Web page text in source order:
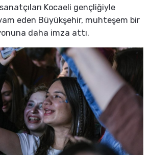
Kocaeli gençliğiyle
eden Büyükşehir, muhteşem bir
daha imza attı.